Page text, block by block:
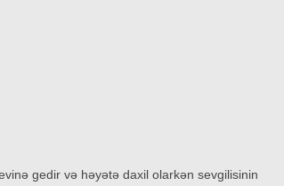
gedir və həyətə daxil olarkən sevgilisinin